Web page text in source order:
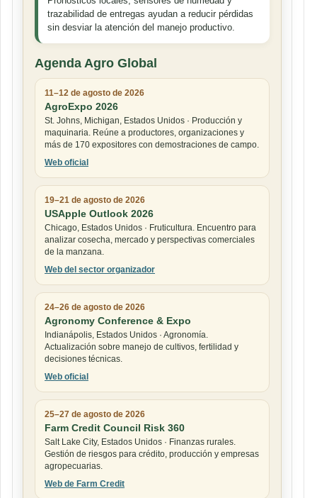
trazabilidad de entregas ayudan a reducir pérdidas
sin desviar la atención del manejo productivo.
Agenda Agro Global
11–12 de agosto de 2026
AgroExpo 2026
St. Johns, Michigan, Estados Unidos · Producción y
maquinaria. Reúne a productores, organizaciones y
más de 170 expositores con demostraciones de campo.
Web oficial
19–21 de agosto de 2026
USApple Outlook 2026
Chicago, Estados Unidos · Fruticultura. Encuentro para
analizar cosecha, mercado y perspectivas comerciales
de la manzana.
Web del sector organizador
24–26 de agosto de 2026
Agronomy Conference & Expo
Indianápolis, Estados Unidos · Agronomía.
Actualización sobre manejo de cultivos, fertilidad y
decisiones técnicas.
Web oficial
25–27 de agosto de 2026
Farm Credit Council Risk 360
Salt Lake City, Estados Unidos · Finanzas rurales.
Gestión de riesgos para crédito, producción y empresas
agropecuarias.
Web de Farm Credit